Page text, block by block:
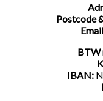
Postcode
BTW
IBAN: